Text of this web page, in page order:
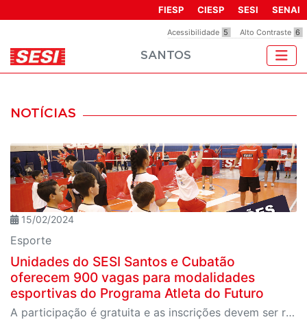
inclui
um
de
Acessibilidade 5 Alto Contraste 6
FIESP CIESP SESI SENAI
SANTOS
NOTÍCIAS
15/02/2024
Esporte
Unidades do SESI Santos e Cubatão
oferecem 900 vagas para modalidades
esportivas do Programa Atleta do Futuro
A participação é gratuita e as inscrições devem ser realizadas presencialmente na secretaria das unidades